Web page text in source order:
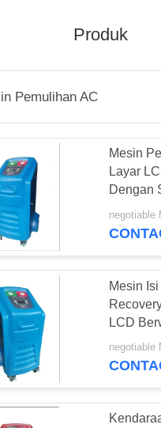
AC
Produk
Pemulihan AC
Mesin
Layar
Dengan
Mesin
LCD
Untuk